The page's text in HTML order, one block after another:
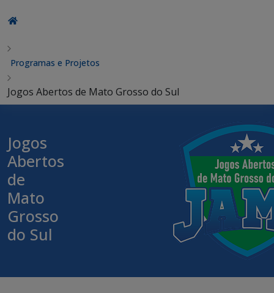
Programas e Projetos
Jogos Abertos de Mato Grosso do Sul
Jogos
Abertos
de
Mato
Grosso
do Sul